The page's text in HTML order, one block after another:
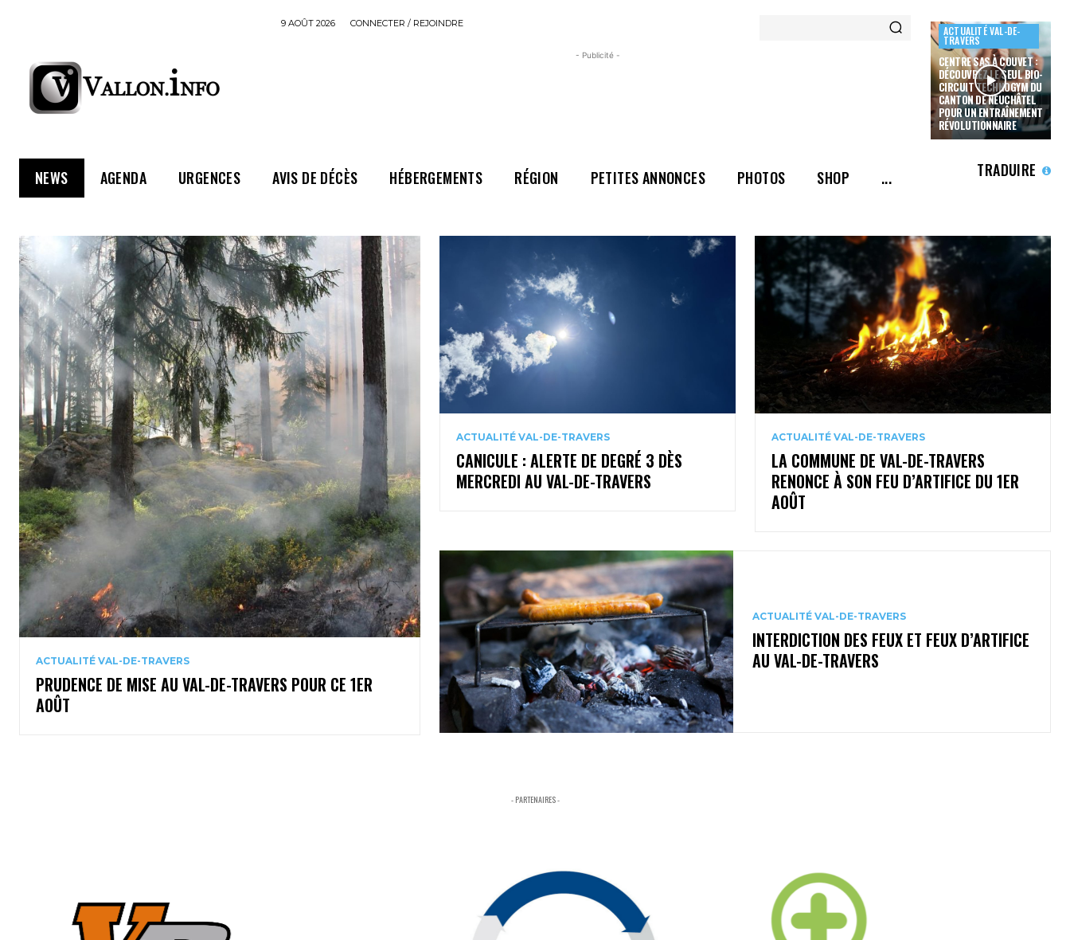
9 AOÛT 2026 CONNECTER / REJOINDRE
- Publicité -
ACTUALITÉ VAL-DE-
TRAVERS
CENTRE SAS À COUVET :
DÉCOUVREZ LE SEUL BIO-
CIRCUIT TECHNOGYM DU
CANTON DE NEUCHÂTEL
POUR UN ENTRAÎNEMENT
RÉVOLUTIONNAIRE
NEWS AGENDA URGENCES AVIS DE DÉCÈS HÉBERGEMENTS RÉGION PETITES ANNONCES PHOTOS SHOP ... TRADUIRE
ACTUALITÉ VAL-DE-TRAVERS
PRUDENCE DE MISE AU VAL-DE-TRAVERS POUR CE 1ER
AOÛT
ACTUALITÉ VAL-DE-TRAVERS
CANICULE : ALERTE DE DEGRÉ 3 DÈS
MERCREDI AU VAL-DE-TRAVERS
ACTUALITÉ VAL-DE-TRAVERS
LA COMMUNE DE VAL-DE-TRAVERS
RENONCE À SON FEU D’ARTIFICE DU 1ER
AOÛT
ACTUALITÉ VAL-DE-TRAVERS
INTERDICTION DES FEUX ET FEUX D’ARTIFICE
AU VAL-DE-TRAVERS
- PARTENAIRES -